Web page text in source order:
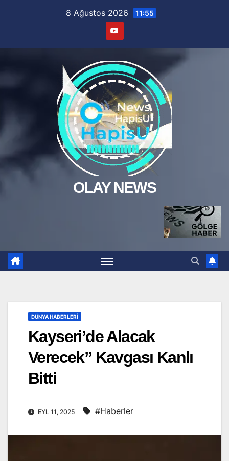
8 Ağustos 2026 11:55
OLAY NEWS
DÜNYA HABERLERI
Kayseri’de Alacak
Verecek” Kavgası Kanlı
Bitti
EYL 11, 2025 #Haberler